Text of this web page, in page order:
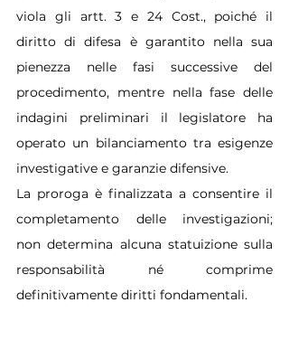
viola gli artt. 3 e 24 Cost., poiché il
diritto di difesa è garantito nella sua
pienezza nelle fasi successive del
procedimento, mentre nella fase delle
indagini preliminari il legislatore ha
operato un bilanciamento tra esigenze
investigative e garanzie difensive.
La proroga è finalizzata a consentire il
completamento delle investigazioni;
non determina alcuna statuizione sulla
responsabilità né comprime
definitivamente diritti fondamentali.